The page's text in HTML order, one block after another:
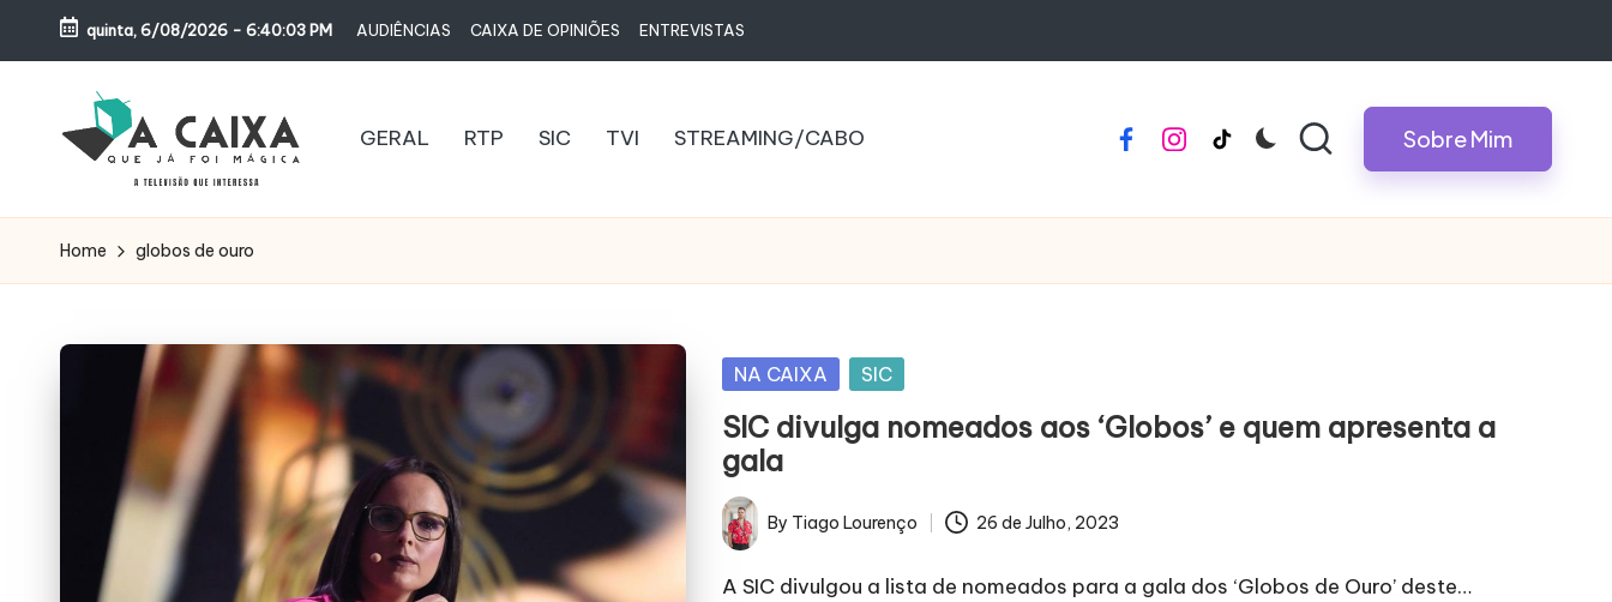
Skip
content
quinta, 6/08/2026 - 6:40:03 PM AUDIÊNCIAS CAIXA DE OPINIÕES ENTREVISTAS
A
C
I
Audiências,
Programas,
Séries
Bastidores
GERAL RTP SIC TVI STREAMING/CABO facebookinstagram
tiktok Sobre Mim
Home globos de ouro
Posted
NA CAIXA SIC
SIC divulga nomeados aos ‘Globos’ e quem apresenta a
gala
Posted
By Tiago Lourenço 26 de Julho, 2023
A SIC divulgou a lista de nomeados para a gala dos ‘Globos de Ouro’ deste…